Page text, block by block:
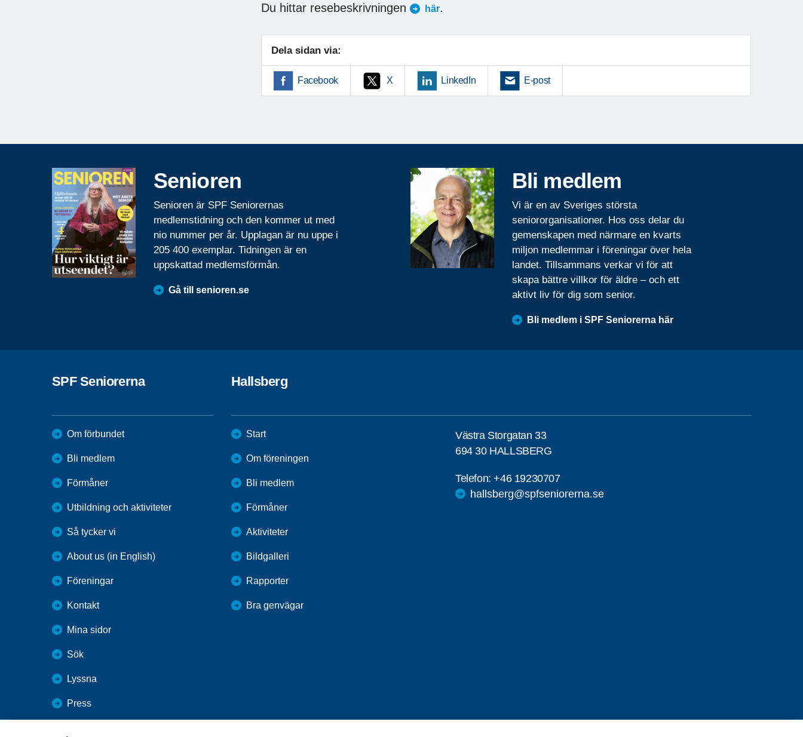
Du hittar resebeskrivningen här.
Dela sidan via:
Facebook X LinkedIn E-post
Senioren
Senioren är SPF Seniorernas
medlemstidning och den kommer ut med
nio nummer per år. Upplagan är nu uppe i
205 400 exemplar. Tidningen är en
uppskattad medlemsförmån.
Gå till senioren.se
Bli medlem
Vi är en av Sveriges största
seniororganisationer. Hos oss delar du
gemenskapen med närmare en kvarts
miljon medlemmar i föreningar över hela
landet. Tillsammans verkar vi för att
skapa bättre villkor för äldre – och ett
aktivt liv för dig som senior.
Bli medlem i SPF Seniorerna här
SPF Seniorerna
Om förbundet
Bli medlem
Förmåner
Utbildning och aktiviteter
Så tycker vi
About us (in English)
Föreningar
Kontakt
Mina sidor
Sök
Lyssna
Press
Hallsberg
Start
Om föreningen
Bli medlem
Förmåner
Aktiviteter
Bildgalleri
Rapporter
Bra genvägar
Västra Storgatan 33
694 30 HALLSBERG
Telefon:+46 19230707
hallsberg@spfseniorerna.se